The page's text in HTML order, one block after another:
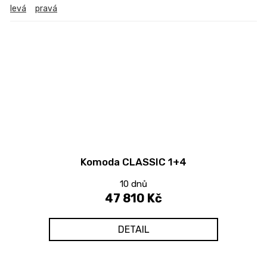
levá pravá
Komoda CLASSIC 1+4
10 dnů
47 810 Kč
DETAIL